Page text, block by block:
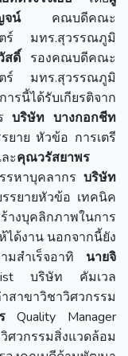
น์คณบดีคณะ
ตร์ มทร.สุวรรณภูมิ
สดิ์รองคณบดีคณะ
ตร์ มทร.สุวรรณภูมิ
รนี้ได้รับเกียรติจาก
รบริษัท บางกอกชีท
ยาย หัวข้อ การเตรี
ะคุณวรัสยาพร
รหาบุคลากร บริษัท
รยายหัวข้อ เทคนิค
งบุคลิกภาพในการ
ได้งาน นอกจากนี้ยัง
มสำเร็จอาทิ นายจิ
บริษัท คัมเวล
าขาวิชาวิศวกรรม
รQuality Manager
วกรรมสิ่งแวดล้อม